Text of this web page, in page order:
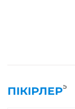
ПІКІРЛЕР5